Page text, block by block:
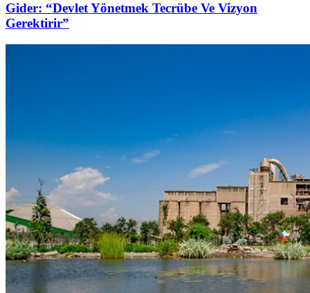
Gider: “Devlet Yönetmek Tecrübe Ve Vizyon
Gerektirir”